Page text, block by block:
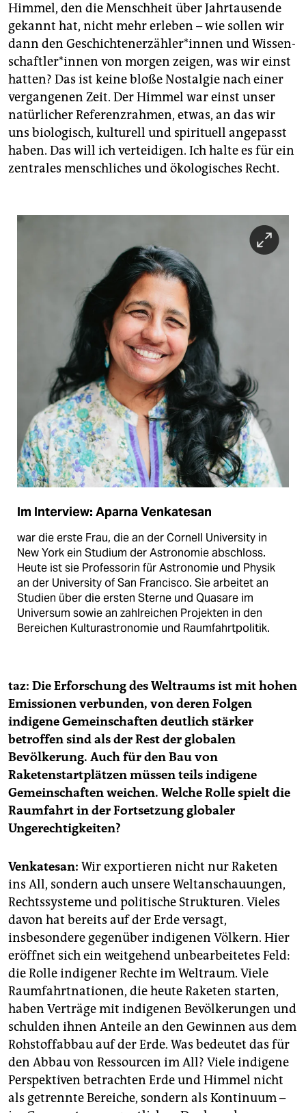
Himmel, den die Menschheit über Jahrtausende
gekannt hat, nicht mehr erleben – wie sollen wir
dann den Ge­schich­ten­er­zäh­le­r*in­nen und Wis­sen­
schaft­le­r*in­nen von morgen zeigen, was wir einst
hatten? Das ist keine bloße Nostalgie nach einer
vergangenen Zeit. Der Himmel war einst unser
natürlicher Referenzrahmen, etwas, an das wir
uns biologisch, kulturell und spirituell angepasst
haben. Das will ich verteidigen. Ich halte es für ein
zentrales menschliches und ökologisches Recht.
Im Interview: Aparna Venkatesan
war die erste Frau, die an der Cornell University in
New York ein Studium der Astronomie abschloss.
Heute ist sie Professorin für Astronomie und Physik
an der University of San Francisco. Sie arbeitet an
Studien über die ersten Sterne und Quasare im
Universum sowie an zahlreichen Projekten in den
Bereichen Kulturastronomie und Raumfahrtpolitik.
taz: Die Erforschung des Weltraums ist mit hohen
Emissionen verbunden, von deren Folgen
indigene Gemeinschaften deutlich stärker
betroffen sind als der Rest der globalen
Bevölkerung. Auch für den Bau von
Raketenstartplätzen müssen teils indigene
Gemeinschaften weichen. Welche Rolle spielt die
Raumfahrt in der Fortsetzung globaler
Ungerechtigkeiten?
Venkatesan: Wir exportieren nicht nur Raketen
ins All, sondern auch unsere Weltanschauungen,
Rechtssysteme und politische Strukturen. Vieles
davon hat bereits auf der Erde versagt,
insbesondere gegenüber indigenen Völkern. Hier
eröffnet sich ein weitgehend unbearbeitetes Feld:
die Rolle indigener Rechte im Weltraum. Viele
Raumfahrtnationen, die heute Raketen starten,
haben Verträge mit indigenen Bevölkerungen und
schulden ihnen Anteile an den Gewinnen aus dem
Rohstoffabbau auf der Erde. Was bedeutet das für
den Abbau von Ressourcen im All? Viele indigene
Perspektiven betrachten Erde und Himmel nicht
als getrennte Bereiche, sondern als Kontinuum –